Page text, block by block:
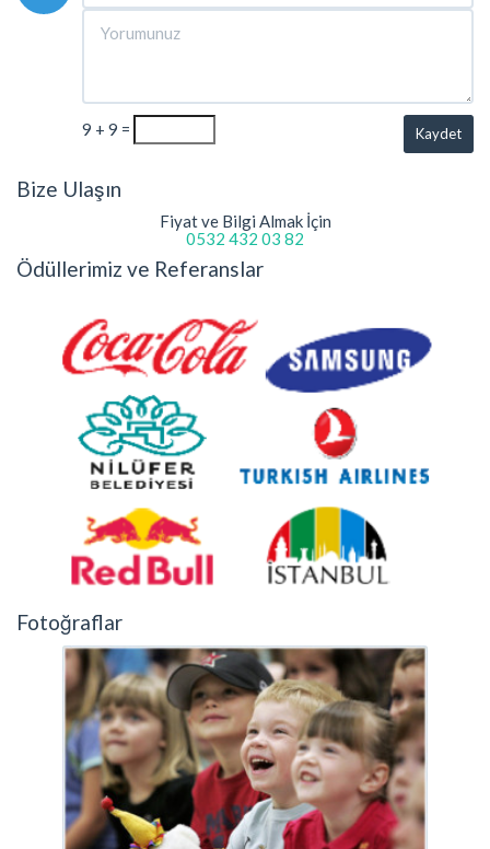
9 + 9 = Kaydet
Bize Ulaşın
Fiyat ve Bilgi Almak İçin
0532 432 03 82
Ödüllerimiz ve Referanslar
Fotoğraflar